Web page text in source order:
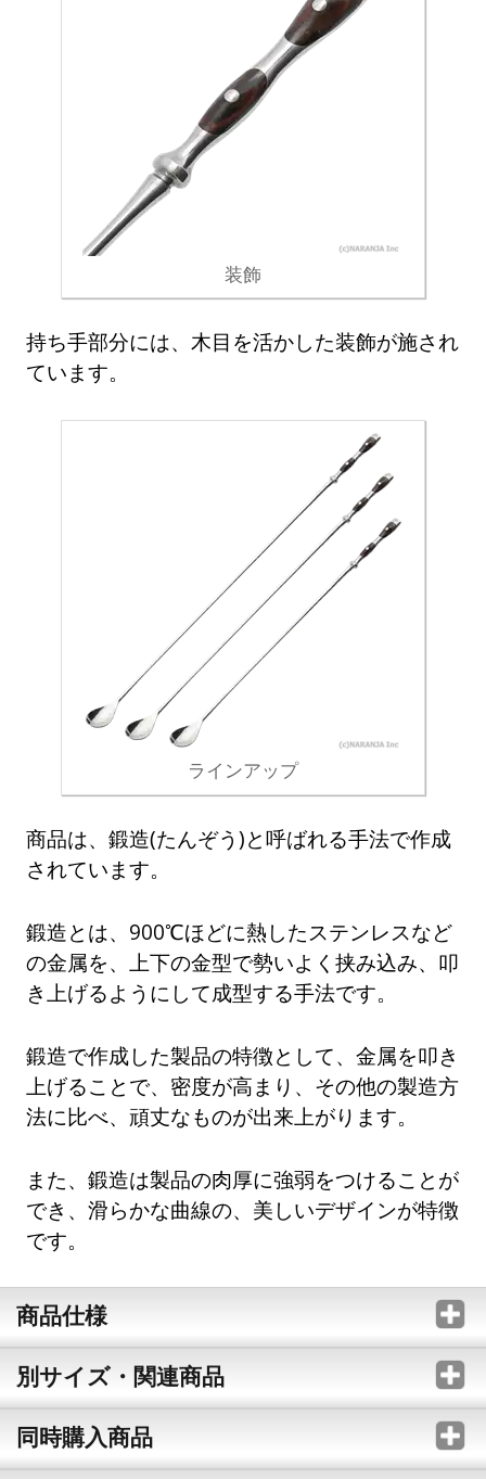
装飾
持ち手部分には、木目を活かした装飾が施され
ています。
ラインアップ
商品は、鍛造(たんぞう)と呼ばれる手法で作成
されています。
鍛造とは、900℃ほどに熱したステンレスなど
の金属を、上下の金型で勢いよく挟み込み、叩
き上げるようにして成型する手法です。
鍛造で作成した製品の特徴として、金属を叩き
上げることで、密度が高まり、その他の製造方
法に比べ、頑丈なものが出来上がります。
また、鍛造は製品の肉厚に強弱をつけることが
でき、滑らかな曲線の、美しいデザインが特徴
です。
商品仕様
別サイズ・関連商品
同時購入商品